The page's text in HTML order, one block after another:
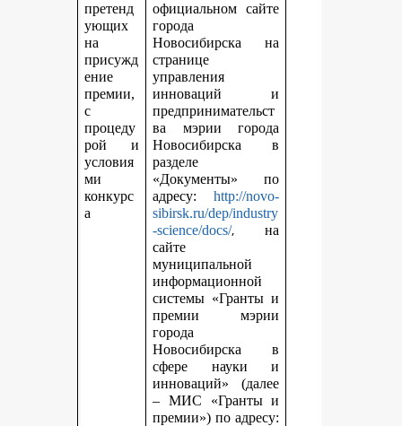
претенд
ующих
на
присужд
ение
премии,
с
процеду
рой и
условия
ми
конкурс
а
официальном сайте
города
Новосибирска на
странице
управления
инноваций и
предпринимательст
ва мэрии города
Новосибирска в
разделе
«Документы» по
адресу:http://novo-
sibirsk.ru/dep/industry
-science/docs/,на
сайте
муниципальной
информационной
системы «Гранты и
премии мэрии
города
Новосибирска в
сфере науки и
инноваций» (далее
– МИС «Гранты и
премии») по адресу: